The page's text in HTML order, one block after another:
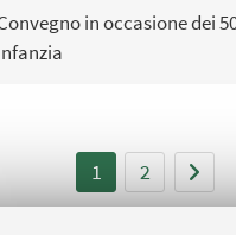
in occasione dei
1 2